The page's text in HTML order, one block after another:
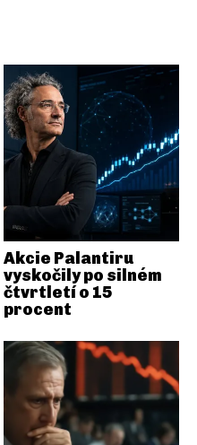
Akcie Palantiru
vyskočily po silném
čtvrtletí o 15
procent